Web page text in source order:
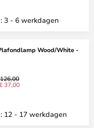
3 - 6 werkdagen
Wood/White -
37,00
12 - 17 werkdagen